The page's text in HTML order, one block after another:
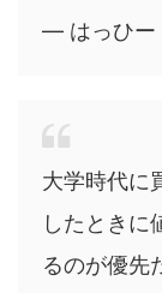
— はっひー
大学時代に
したときに
るのが優先